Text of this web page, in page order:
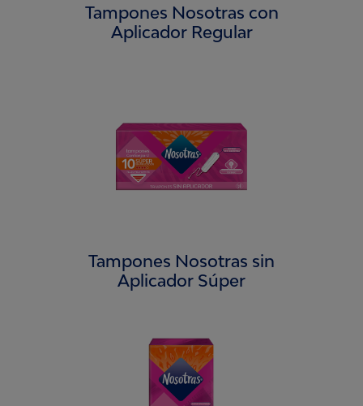
Tampones Nosotras con
Aplicador Regular
Tampones Nosotras sin
Aplicador Súper